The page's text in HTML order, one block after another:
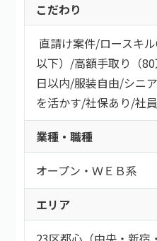
こだわり
直請け案件/ロースキ
以下） /高額手取り（80
日以内/服装自由/シニ
を活かす/社保あり/社
業種・職種
オープン・ＷＥＢ系
エリア